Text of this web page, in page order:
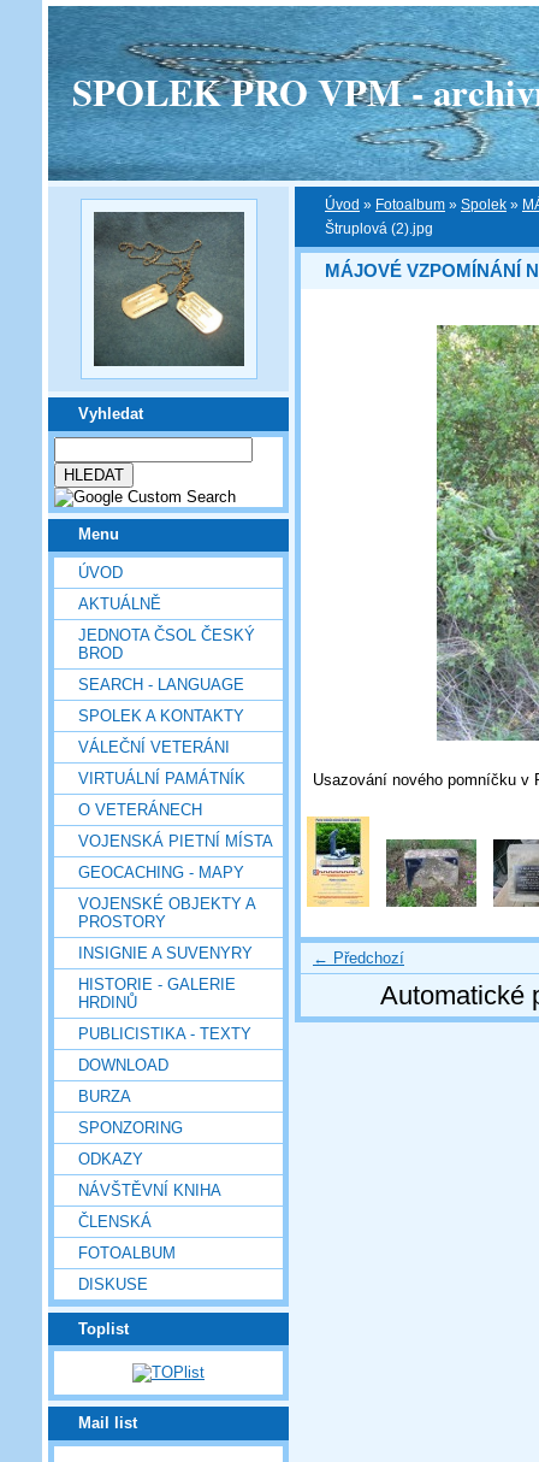
SPOLEK PRO VPM -
Vyhledat
Menu
ÚVOD
AKTUÁLNĚ
JEDNOTA ČSOL ČESKÝ
BROD
SEARCH - LANGUAGE
SPOLEK A KONTAKTY
VÁLEČNÍ VETERÁNI
VIRTUÁLNÍ PAMÁTNÍK
O VETERÁNECH
VOJENSKÁ PIETNÍ MÍSTA
GEOCACHING - MAPY
VOJENSKÉ OBJEKTY A
PROSTORY
INSIGNIE A SUVENYRY
HISTORIE - GALERIE
HRDINŮ
PUBLICISTIKA - TEXTY
DOWNLOAD
BURZA
SPONZORING
ODKAZY
NÁVŠTĚVNÍ KNIHA
ČLENSKÁ
FOTOALBUM
DISKUSE
Toplist
Mail list
Úvod » Fotoalbum » Spolek »
Štruplová (2).jpg
MÁJOVÉ VZPOMÍNÁNÍ
Usazování nového pomníčku v
← Předchozí
Automatické